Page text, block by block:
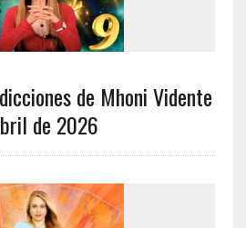
de Mhoni Vidente
de 2026